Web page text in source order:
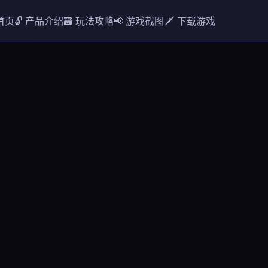
页🔓 产品介绍🗃️ 玩法攻略📢 游戏截图🗡️ 下载游戏